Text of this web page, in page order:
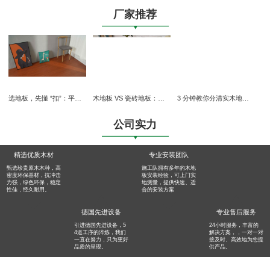
厂家推荐
3 分钟教你分清实木地板和复合地板：从外到内的鉴别指南
公司实力
精选优质木材
甄选珍贵原木木种，高
密度环保基材，抗冲击
力强，绿色环保，稳定
性佳，经久耐用。
德国先进设备
引进德国先进设备，5
4道工序的淬炼，我们
一直在努力，只为更好
品质的呈现。
专业安装团队
施工队拥有多年的木地
板安装经验，可上门实
地测量，提供快速、适
合的安装方案
专业售后服务
24小时服务，丰富的
解决方案，，一对一对
接及时、高效地为您提
供产品。